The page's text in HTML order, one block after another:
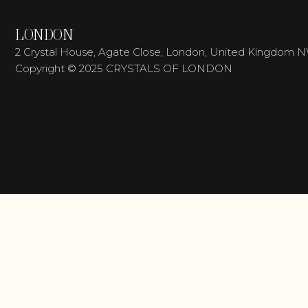
LONDON
2 Crystal House, Agate Close, London, United Kingdom
Copyright © 2025 CRYSTALS OF LONDON